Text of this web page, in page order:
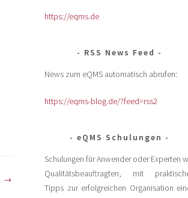
https://eqms.de
RSS News Feed
News zum eQMS automatisch abrufen:
https://eqms-blog.de/?feed=rss2
eQMS Schulungen
Schulungen für Anwender oder Experten
Qualitätsbeauftragten, mit
Tipps zur erfolgreichen Organisation